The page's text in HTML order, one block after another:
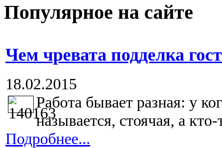
Популярное на сайте
Чем чревата подделка
18.02.2015
Работа бывает разная: у
называется, стоячая, а
Подробнее...